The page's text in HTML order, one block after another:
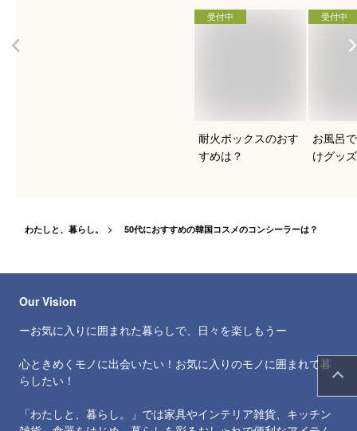
受付中
耐火ボックスのおす
すめは？
受付中
お風呂
けグッ
わたしと、暮らし。 50代におすすめの韓国コスメのコンシーラーは？
Our Vision
ーお気に入りに囲まれた暮らしで、日々を楽しもうー
心ときめくモノに出会いたい！お気に入りのモノに囲まれて暮
らしたい！
「わたしと、暮らし。」では家具やインテリア雑貨、キッチン